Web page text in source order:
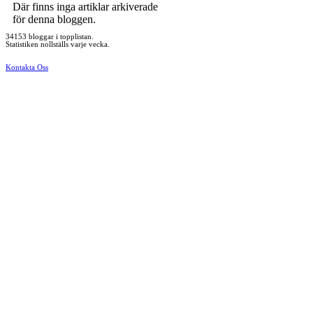
Där finns inga artiklar arkiverade
för denna bloggen.
34153 bloggar i topplistan.
Statistiken nollställs varje vecka.
Kontakta Oss